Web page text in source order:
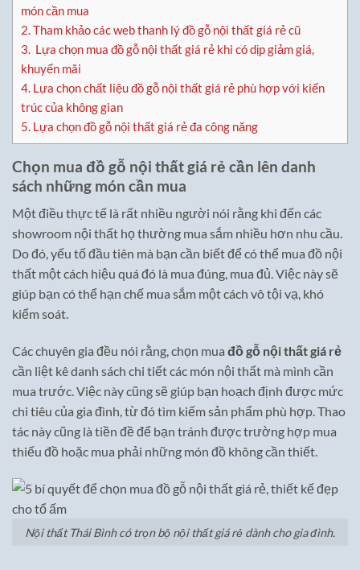
món cần mua
2. Tham khảo các web thanh lý đồ gỗ nội thất giá rẻ cũ
3.
Lựa chọn mua đồ gỗ nội thất giá rẻ khi có dịp giảm giá,
khuyến mãi
4. Lựa chọn chất liệu đồ gỗ nội thất giá rẻ phù hợp với kiến
trúc của không gian
5. Lựa chọn đồ gỗ nội thất giá rẻ đa công năng
Chọn mua đồ gỗ nội thất giá rẻ cần lên danh
sách những món cần mua
Một điều thực tế là rất nhiều người nói rằng khi đến các
showroom nội thất họ thường mua sắm nhiều hơn nhu cầu.
Do đó, yếu tố đầu tiên mà bạn cần biết để có thể mua đồ nội
thất một cách hiệu quá đó là mua đúng, mua đủ. Việc này sẽ
giúp bạn có thể hạn chế mua sắm một cách vô tội vạ, khó
kiểm soát.
Các chuyên gia đều nói rằng, chọn mua đồ gỗ nội thất giá rẻ
cần liệt kê danh sách chi tiết các món nội thất mà mình cần
mua trước. Việc này cũng sẽ giúp bạn hoạch định được mức
chi tiêu của gia đình, từ đó tìm kiếm sản phẩm phù hợp. Thao
tác này cũng là tiền đề để bạn tránh được trường hợp mua
thiếu đồ hoặc mua phải những món đồ không cần thiết.
Nội thất Thái Bình có trọn bộ nội thất giá rẻ dành cho gia đình.